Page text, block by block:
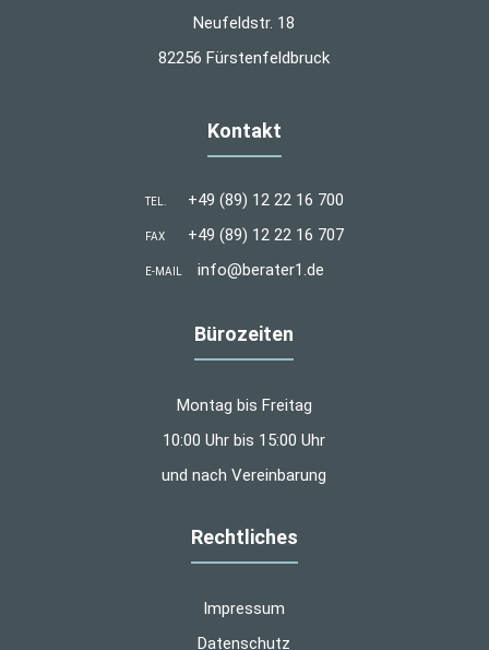
Neufeldstr. 18
82256 Fürstenfeldbruck
Kontakt
TEL. +49 (89) 12 22 16 700
FAX +49 (89) 12 22 16 707
E-MAIL info@berater1.de
Bürozeiten
Montag bis Freitag
10:00 Uhr bis 15:00 Uhr
und nach Vereinbarung
Rechtliches
Impressum
Datenschutz